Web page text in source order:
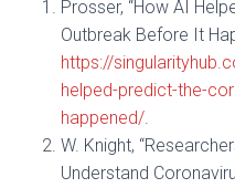
Prosser, “How AI
Outbreak Before It
https://
helped-predict-the-
happened/
W. Knight,
Understand